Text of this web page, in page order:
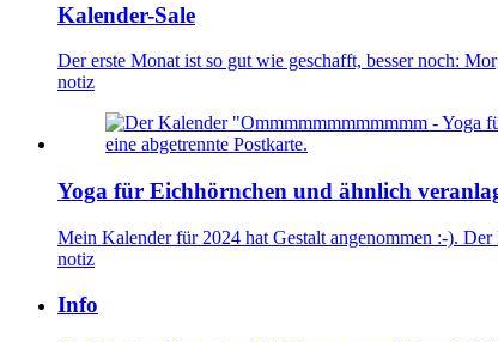
Kalender-Sale
Der erste Monat ist so gut wie geschafft, besser noch:
notiz
Yoga für Eichhörnchen und ähnlich
Mein Kalender für 2024 hat Gestalt angenommen :-).
notiz
Info